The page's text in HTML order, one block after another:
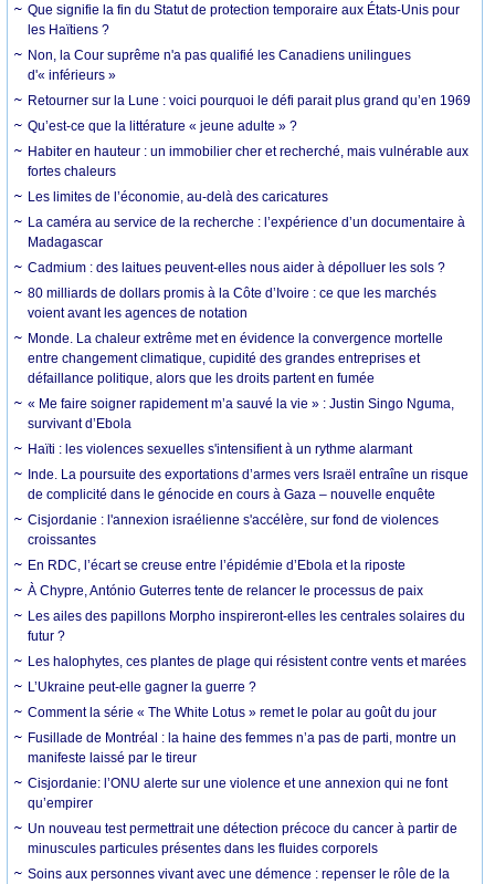
Que signifie la fin du Statut de protection temporaire aux États-Unis pour
les Haïtiens ?
Non, la Cour suprême n'a pas qualifié les Canadiens unilingues
d'« inférieurs »
Retourner sur la Lune : voici pourquoi le défi parait plus grand qu’en 1969
Qu’est-ce que la littérature « jeune adulte » ?
Habiter en hauteur : un immobilier cher et recherché, mais vulnérable aux
fortes chaleurs
Les limites de l’économie, au-delà des caricatures
La caméra au service de la recherche : l’expérience d’un documentaire à
Madagascar
Cadmium : des laitues peuvent-elles nous aider à dépolluer les sols ?
80 milliards de dollars promis à la Côte d’Ivoire : ce que les marchés
voient avant les agences de notation
Monde. La chaleur extrême met en évidence la convergence mortelle
entre changement climatique, cupidité des grandes entreprises et
défaillance politique, alors que les droits partent en fumée
« Me faire soigner rapidement m’a sauvé la vie » : Justin Singo Nguma,
survivant d’Ebola
Haïti : les violences sexuelles s'intensifient à un rythme alarmant
Inde. La poursuite des exportations d’armes vers Israël entraîne un risque
de complicité dans le génocide en cours à Gaza – nouvelle enquête
Cisjordanie : l'annexion israélienne s'accélère, sur fond de violences
croissantes
En RDC, l’écart se creuse entre l’épidémie d’Ebola et la riposte
À Chypre, António Guterres tente de relancer le processus de paix
Les ailes des papillons Morpho inspireront-elles les centrales solaires du
futur ?
Les halophytes, ces plantes de plage qui résistent contre vents et marées
L’Ukraine peut-elle gagner la guerre ?
Comment la série « The White Lotus » remet le polar au goût du jour
Fusillade de Montréal : la haine des femmes n’a pas de parti, montre un
manifeste laissé par le tireur
Cisjordanie: l’ONU alerte sur une violence et une annexion qui ne font
qu’empirer
Un nouveau test permettrait une détection précoce du cancer à partir de
minuscules particules présentes dans les fluides corporels
Soins aux personnes vivant avec une démence : repenser le rôle de la